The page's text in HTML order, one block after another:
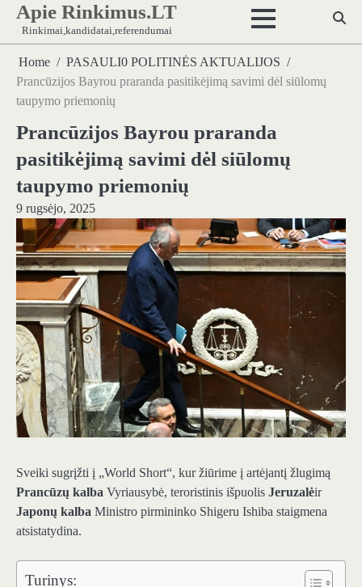
Skip
content
Apie Rinkimus.LT
Rinkimai,kandidatai,referendumai
Home
PASAULI0 POLITINĖS AKTUALIJOS
Prancūzijos Bayrou praranda pasitikėjimą savimi dėl siūlomų
taupymo priemonių
Prancūzijos Bayrou praranda
pasitikėjimą savimi dėl siūlomų
taupymo priemonių
9 rugsėjo, 2025
Sveiki sugrįžti į „World Short“, kur žiūrime į artėjantį žlugimą
Prancūzų kalba Vyriausybė, teroristinis išpuolis Jeruzalėir
Japonų kalba Ministro pirmininko Shigeru Ishiba staigmena
atsistatydina.
Turinys: